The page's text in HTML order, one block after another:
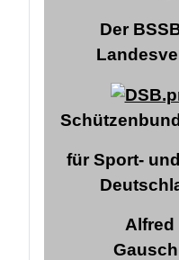
Der
für Sport-
Alfred